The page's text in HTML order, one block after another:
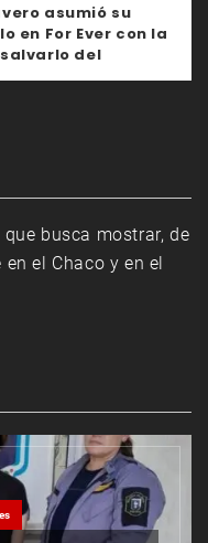
asumió su
en For Ever con la
del
busca mostrar, de
el Chaco y en el